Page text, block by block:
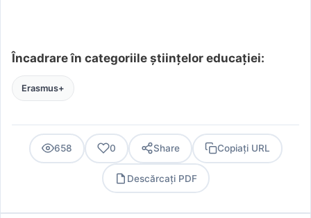
Încadrare în categoriile științelor educației:
Erasmus+
658 0 Share Copiați URL
Descărcați PDF